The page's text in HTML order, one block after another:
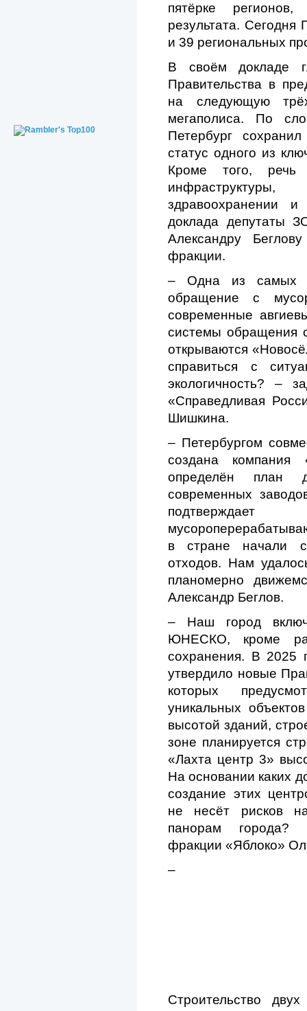
пятёрке регионов,
результата. Сегодня
и 39 региональных
В своём докладе
Правительства в
на следующую
мегаполиса. По
Петербург
статус одного из
Кроме того, речь
инфраструктуры,
здравоохранении
доклада депутаты
Александру
фракции.
– Одна из самых
обращение с
современные
системы обращения
открываются
справиться с
экологичность? –
«Справедливая
Шишкина.
– Петербургом
создана компания
определён план
современных
в стране начали
отходов. Нам
планомерно
Александр Беглов.
– Наш город
ЮНЕСКО, кроме
сохранения. В 2025
утвердило новые
которых
уникальных
высотой зданий,
зоне планируется
«Лахта центр 3»
На основании каких
создание этих
не несёт рисков
панорам города?
фракции «Яблоко»
–
Строительство